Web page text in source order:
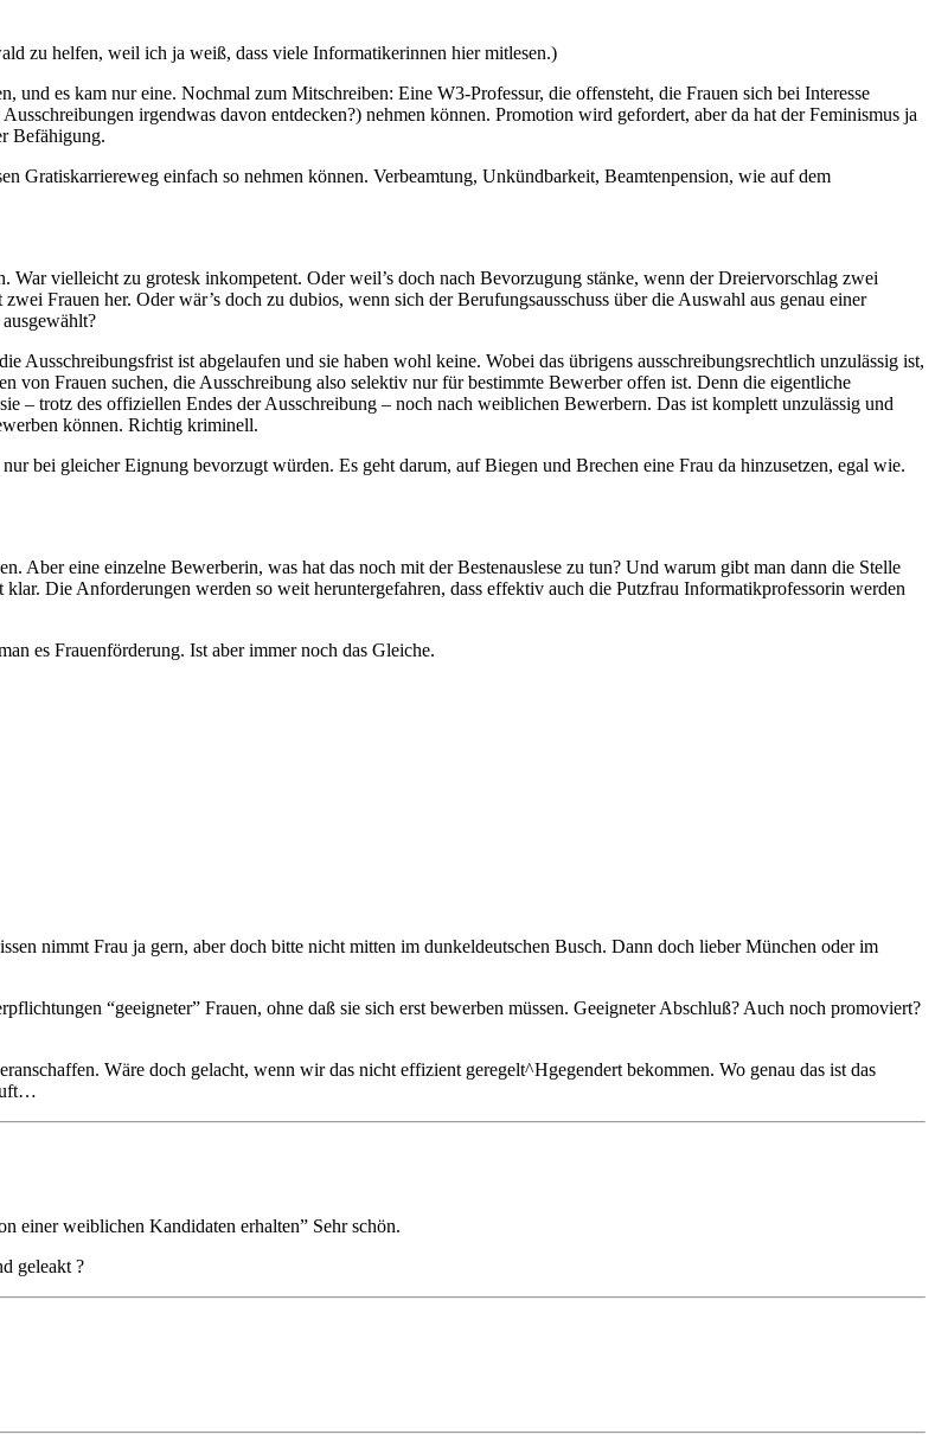
zu helfen, weil ich ja weiß, dass viele Informatikerinnen hier mitlesen.)
und es kam nur eine. Nochmal zum Mitschreiben: Eine W3-Professur, die offensteht, die Frauen sich bei Interesse
irgendwas davon entdecken?) nehmen können. Promotion wird gefordert, aber da hat der Feminismus ja
Befähigung.
Gratiskarriereweg einfach so nehmen können. Verbeamtung, Unkündbarkeit, Beamtenpension, wie auf dem
vielleicht zu grotesk inkompetent. Oder weil’s doch nach Bevorzugung stänke, wenn der Dreiervorschlag zwei
Frauen her. Oder wär’s doch zu dubios, wenn sich der Berufungsausschuss über die Auswahl aus genau einer
Ausschreibungsfrist ist abgelaufen und sie haben wohl keine. Wobei das übrigens ausschreibungsrechtlich unzulässig ist,
von Frauen suchen, die Ausschreibung also selektiv nur für bestimmte Bewerber offen ist. Denn die eigentliche
– trotz des offiziellen Endes der Ausschreibung – noch nach weiblichen Bewerbern. Das ist komplett unzulässig und
können. Richtig kriminell.
bei gleicher Eignung bevorzugt würden. Es geht darum, auf Biegen und Brechen eine Frau da hinzusetzen, egal wie.
Aber eine einzelne Bewerberin, was hat das noch mit der Bestenauslese zu tun? Und warum gibt man dann die Stelle
Die Anforderungen werden so weit heruntergefahren, dass effektiv auch die Putzfrau Informatikprofessorin werden
es Frauenförderung. Ist aber immer noch das Gleiche.
nimmt Frau ja gern, aber doch bitte nicht mitten im dunkeldeutschen Busch. Dann doch lieber München oder im
“geeigneter” Frauen, ohne daß sie sich erst bewerben müssen. Geeigneter Abschluß? Auch noch promoviert?
Wäre doch gelacht, wenn wir das nicht effizient geregelt^Hgegendert bekommen. Wo genau das ist das
einer weiblichen Kandidaten erhalten” Sehr schön.
geleakt ?